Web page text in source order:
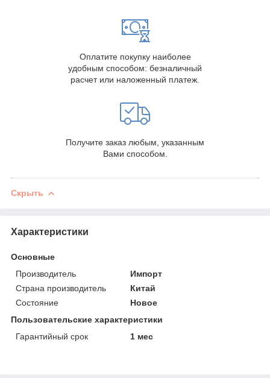
Оплатите покупку наиболее
удобным способом: безналичный
расчет или наложенный платеж.
Получите заказ любым, указанным
Вами способом.
Скрыть
Характеристики
Основные
Производитель
Импорт
Страна производитель
Китай
Состояние
Новое
Пользовательские характеристики
Гарантийный срок
1 мес